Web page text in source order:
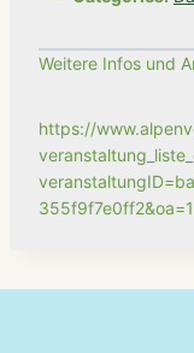
Weitere Infos und
https://
355f9f7e0ff2&oa=1